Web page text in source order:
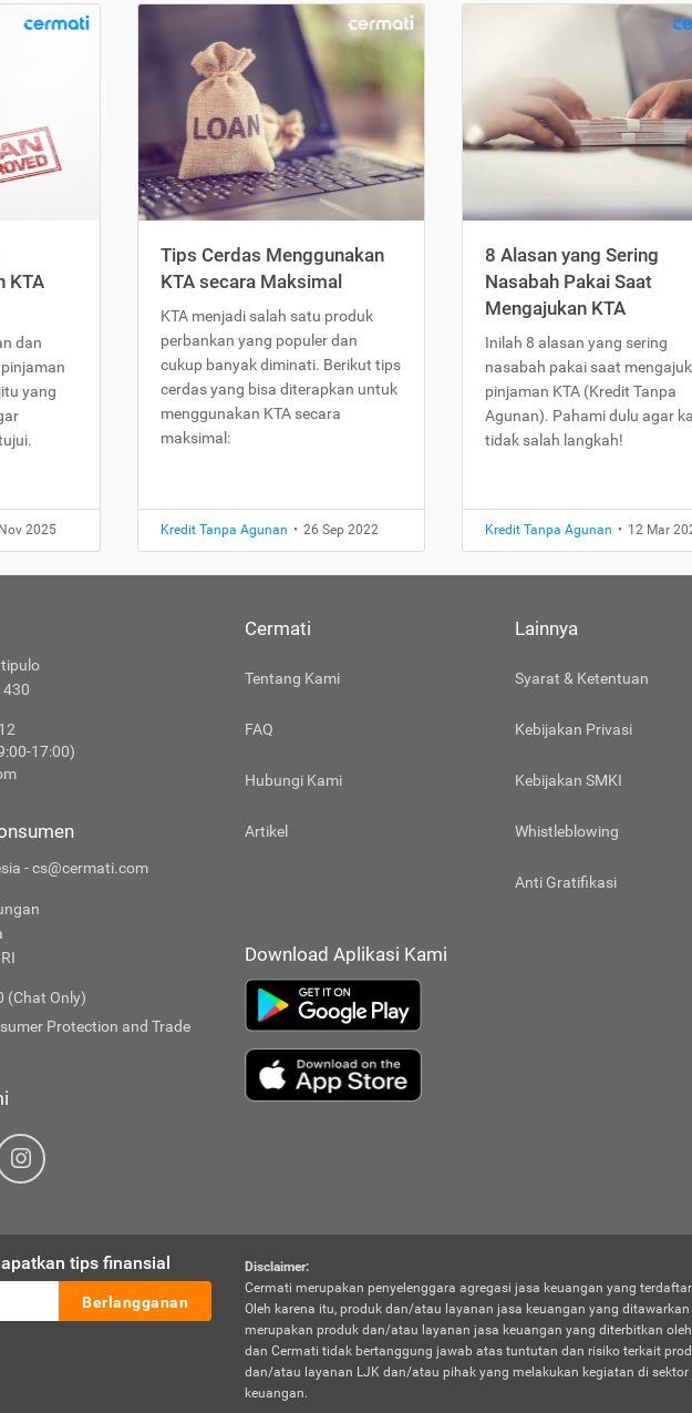
KTA
dan
yang
2025
Tips Cerdas Menggunakan
KTA secara Maksimal
KTA menjadi salah satu produk
perbankan yang populer dan
cukup banyak diminati. Berikut tips
cerdas yang bisa diterapkan untuk
menggunakan KTA secara
maksimal:
Kredit Tanpa Agunan • 26 Sep 2022
8 Alasan yang Sering
Nasabah Pakai Saat
Mengajukan KTA
Inilah 8 alasan yang sering
nasabah pakai saat
pinjaman KTA (Kredit Tanpa
Agunan). Pahami dulu agar
tidak salah langkah!
Kredit Tanpa Agunan • 12 Mar
17:00)
- cs@cermati.com
(Chat Only)
Protection and Trade
Cermati
Tentang Kami
FAQ
Hubungi Kami
Artikel
Lainnya
Syarat & Ketentuan
Kebijakan Privasi
Kebijakan SMKI
Whistleblowing
Anti Gratifikasi
Download Aplikasi Kami
tips finansial
Berlangganan
Disclaimer:
Cermati merupakan penyelenggara agregasi jasa keuangan yang
Oleh karena itu, produk dan/atau layanan jasa keuangan yang ditawarkan
merupakan produk dan/atau layanan jasa keuangan yang diterbitkan
dan Cermati tidak bertanggung jawab atas tuntutan dan risiko terkait
dan/atau layanan LJK dan/atau pihak yang melakukan kegiatan di sektor
keuangan.